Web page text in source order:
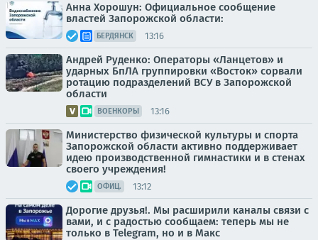
Анна Хорошун: Официальное сообщение
властей Запорожской области:
БЕРДЯНСК 13:16
Андрей Руденко: Операторы «Ланцетов» и
ударных БпЛА группировки «Восток» сорвали
ротацию подразделений ВСУ в Запорожской
области
ВОЕНКОРЫ 13:16
Министерство физической культуры и спорта
Запорожской области активно поддерживает
идею производственной гимнастики и в стенах
своего учреждения!
ОФИЦ. 13:12
Дорогие друзья!. Мы расширили каналы связи с
вами, и с радостью сообщаем: теперь мы не
только в Telegram, но и в Макс